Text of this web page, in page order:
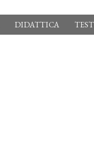
DIDATTICA